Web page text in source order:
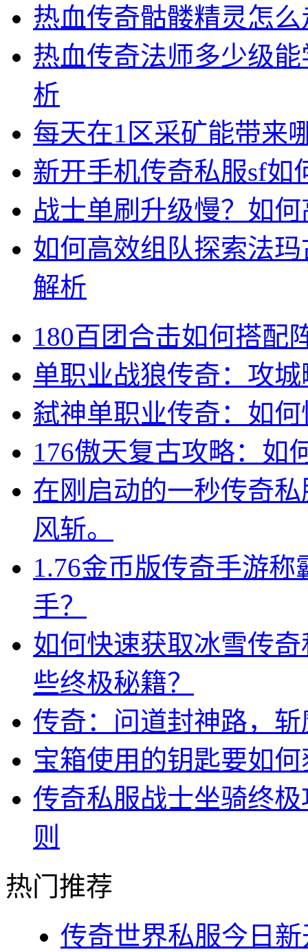
热血传奇骷髅精灵怎
热血传奇法师多少级
析
每天在1区采矿能带来
新开手机传奇私服sf如
战士单刷升级慢？如
如何高效组队探索法
解析
180百团合击如何搭配
单职业战狼传奇：攻
弑神单职业传奇：如
176傲天复古攻略：如
在刚启动的一秒传奇
风斩。
1.76金币版传奇手游
手？
如何快速获取冰雪传
些终极秘籍？
传奇：问道封神路，
宝箱使用的钥匙要如
传奇私服战士坐骑终
则
热门推荐
传奇世界私服今日